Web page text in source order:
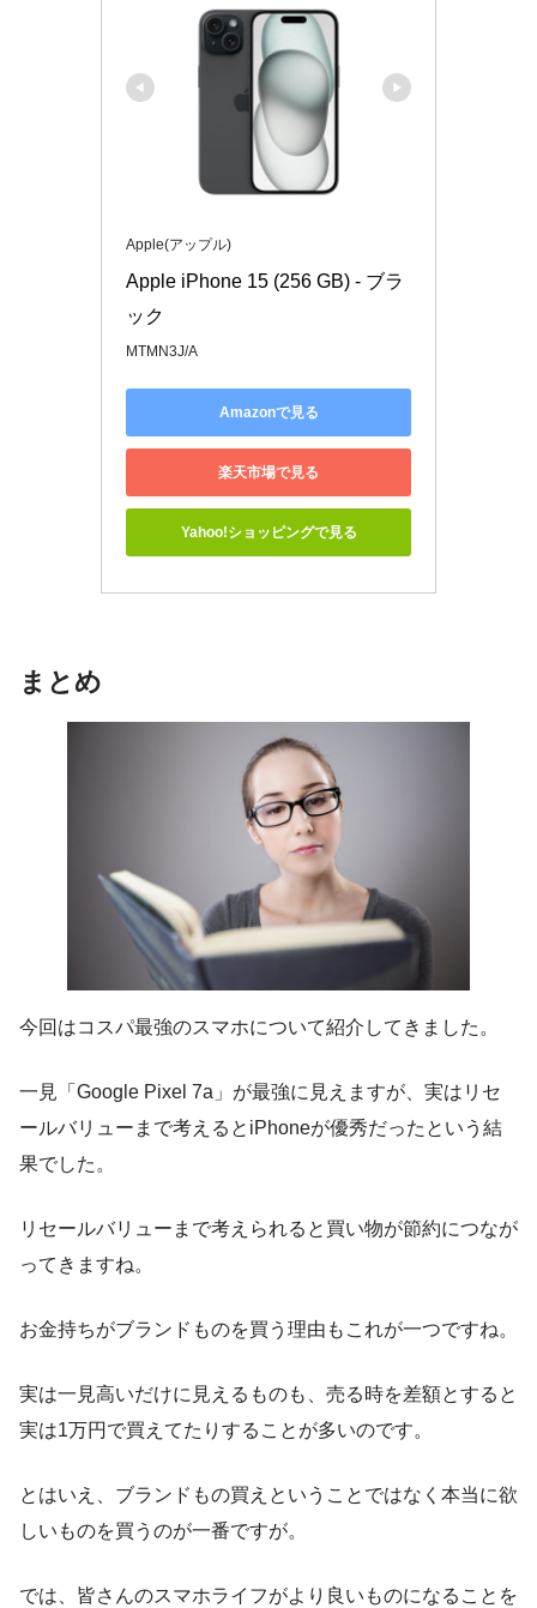
Apple(アップル)
Apple iPhone 15 (256 GB) - ブラ
ック
MTMN3J/A
Amazonで見る
楽天市場で見る
Yahoo!ショッピングで見る
まとめ
今回はコスパ最強のスマホについて紹介してきました。
一見「Google Pixel 7a」が最強に見えますが、実はリセ
ールバリューまで考えるとiPhoneが優秀だったという結
果でした。
リセールバリューまで考えられると買い物が節約につなが
ってきますね。
お金持ちがブランドものを買う理由もこれが一つですね。
実は一見高いだけに見えるものも、売る時を差額とすると
実は1万円で買えてたりすることが多いのです。
とはいえ、ブランドもの買えということではなく本当に欲
しいものを買うのが一番ですが。
では、皆さんのスマホライフがより良いものになることを